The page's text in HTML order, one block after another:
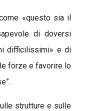
«questo sia il
di doversi
difficilissimi» e di
forze e favorire lo
strutture e sulle